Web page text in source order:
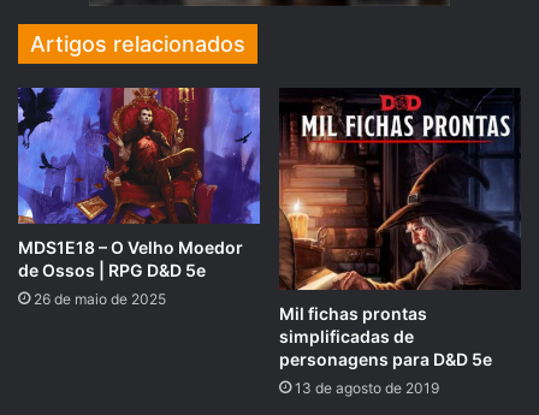
F
a
c
e
b
o
M
a
st
o
d
o
E
m
ai
l
S
h
ar
e
Artigos relacionados
MDS1E18 – O Velho Moedor
de Ossos | RPG D&D 5e
26 de maio de 2025
Mil fichas prontas
simplificadas de
personagens para D&D 5e
13 de agosto de 2019